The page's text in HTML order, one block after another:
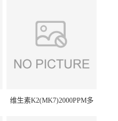
维生素K2(MK7)2000PPM多